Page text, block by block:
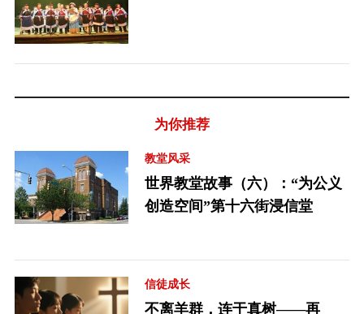
为你推荐
教堂风采
世界教堂故事（六）：“为公义
创造空间”第十六街浸信堂
信徒成长
不离羊群，连于真树——再